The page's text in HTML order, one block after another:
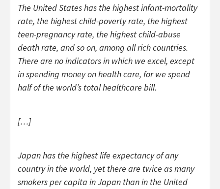
The United States has the highest infant-mortality
rate, the highest child-poverty rate, the highest
teen-pregnancy rate, the highest child-abuse
death rate, and so on, among all rich countries.
There are no indicators in which we excel, except
in spending money on health care, for we spend
half of the world’s total healthcare bill.
[…]
Japan has the highest life expectancy of any
country in the world, yet there are twice as many
smokers per capita in Japan than in the United